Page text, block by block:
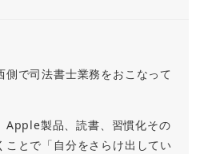
で司法書士業務をおこなって
Apple製品、読書、習慣化その
ことで「自分をさらけ出してい